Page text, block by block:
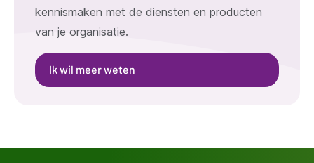
kennismaken met de diensten en producten
van je organisatie.
Ik wil meer weten